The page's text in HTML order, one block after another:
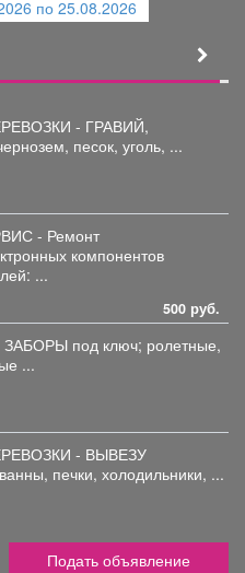
25.08.2026
- ГРАВИЙ,
песок, уголь, ...
- Ремонт
компонентов
...
500 руб.
ЗАБОРЫ под ключ; ролетные,
...
- ВЫВЕЗУ
ванны, печки, холодильники, ...
Подать объявление